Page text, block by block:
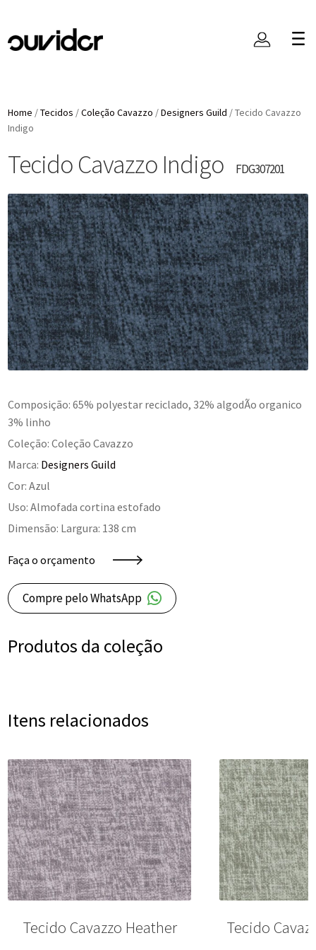
Home /Tecidos /Coleção Cavazzo /Designers Guild /Tecido Cavazzo
Indigo
Tecido Cavazzo Indigo FDG307201
Composição: 65% polyestar reciclado, 32% algodÃo organico
3% linho
Coleção: Coleção Cavazzo
Marca: Designers Guild
Cor: Azul
Uso: Almofada cortina estofado
Dimensão: Largura: 138 cm
Faça o orçamento
Compre pelo WhatsApp
Produtos da coleção
Itens relacionados
Tecido Cavazzo Heather Tecido